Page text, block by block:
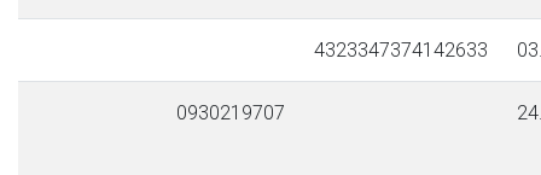
4323347374142633
0930219707